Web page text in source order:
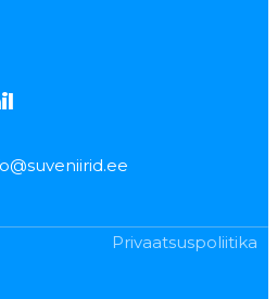
Privaatsuspoliitika